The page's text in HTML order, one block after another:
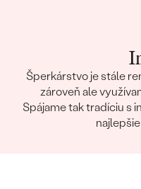
Šperkárstvo je stále
zároveň ale
Spájame tak tradíciu s